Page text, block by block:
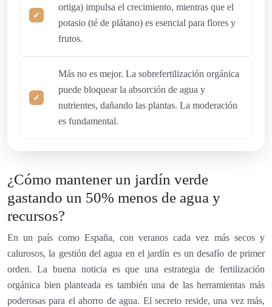
ortiga) impulsa el crecimiento, mientras que el
potasio (té de plátano) es esencial para flores y
frutos.
Más no es mejor. La sobrefertilización orgánica
puede bloquear la absorción de agua y
nutrientes, dañando las plantas. La moderación
es fundamental.
¿Cómo mantener un jardín verde
gastando un 50% menos de agua y
recursos?
En un país como España, con veranos cada vez más secos y
calurosos, la gestión del agua en el jardín es un desafío de primer
orden. La buena noticia es que una estrategia de fertilización
orgánica bien planteada es también una de las herramientas más
poderosas para el ahorro de agua. El secreto reside, una vez más,